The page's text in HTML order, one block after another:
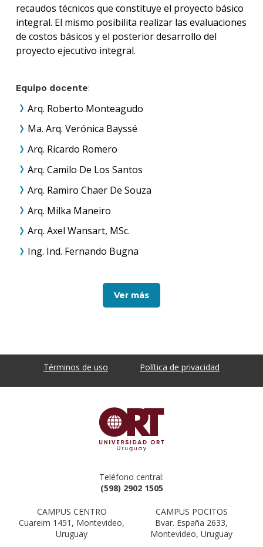
recaudos técnicos que constituye el proyecto básico
integral. El mismo posibilita realizar las evaluaciones
de costos básicos y el posterior desarrollo del
proyecto ejecutivo integral.
Equipo docente:
Arq. Roberto Monteagudo
Ma. Arq. Verónica Bayssé
Arq. Ricardo Romero
Arq. Camilo De Los Santos
Arq. Ramiro Chaer De Souza
Arq. Milka Maneiro
Arq. Axel Wansart, MSc.
Ing. Ind. Fernando Bugna
Ver más
Términos de uso Política de privacidad
Teléfono central:
(598) 2902 1505
CAMPUS CENTRO
Cuareim 1451, Montevideo,
Uruguay
CAMPUS POCITOS
Bvar. España 2633,
Montevideo, Uruguay